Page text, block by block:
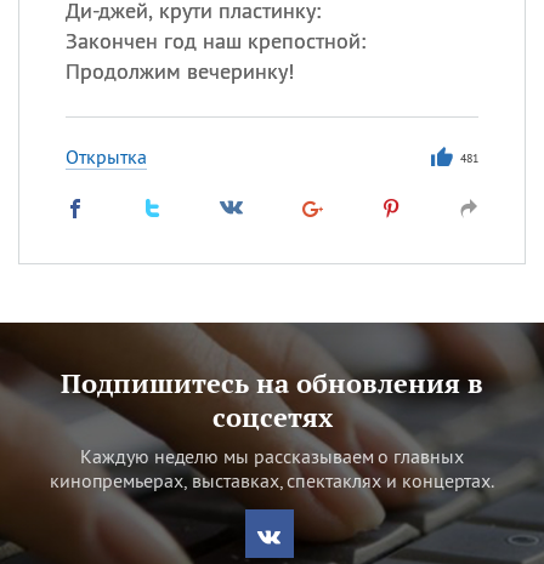
Ди-джей, крути пластинку:
Закончен год наш крепостной:
Продолжим вечеринку!
Открытка 481
Подпишитесь на обновления в
соцсетях
Каждую неделю мы рассказываем о главных
кинопремьерах, выставках, спектаклях и концертах.